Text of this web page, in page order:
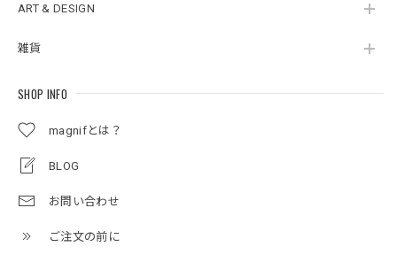
ART & DESIGN
雑貨
SHOP INFO
magnifとは？
BLOG
お問い合わせ
ご注文の前に